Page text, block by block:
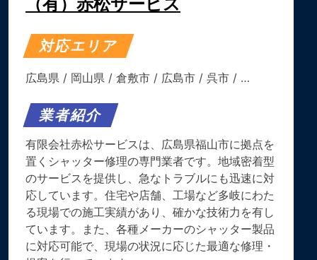
対応エリア
広島県 / 岡山県 / 倉敷市 / 広島市 / 呉市 / …
業者紹介
有限会社赤松サービスは、広島県福山市に拠点を
置くシャッター修理の専門業者です。​地域密着型
のサービスを提供し、急なトラブルにも迅速に対
応しています。​住宅や店舗、工場など多岐にわた
る現場での施工実績があり、確かな技術力を有し
ています。​また、各種メーカーのシャッター製品
に対応可能で、現場の状況に応じた最適な修理・